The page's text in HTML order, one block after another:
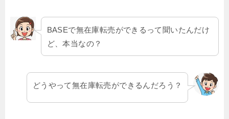
BASEで無在庫転売ができるって聞いたんだけ
ど、本当なの？
どうやって無在庫転売ができるんだろう？